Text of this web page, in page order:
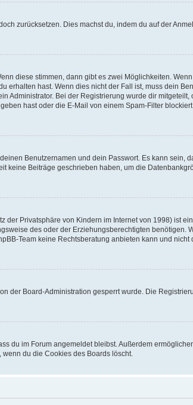
zurücksetzen. Dies machst du, indem du auf der
diese stimmen, dann gibt es zwei Möglichkeiten. Wenn
hast. Wenn dies nicht der Fall ist, muss dein
Bei der Registrierung wurde dir
hast oder die E-Mail von einem Spam-Filter
Benutzernamen und dein Passwort. Es kann sein,
keine Beiträge geschrieben haben, um die
Privatsphäre von Kindern im Internet von 1998) ist
des oder der Erziehungsberechtigten benötigen.
Team keine Rechtsberatung anbieten kann und
der Board-Administration gesperrt wurde. Die
du im Forum angemeldet bleibst. Außerdem
du die Cookies des Boards löscht.